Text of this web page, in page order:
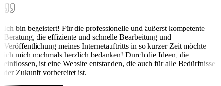
Ich bin begeistert! Für die professionelle und äußerst kompetente
Beratung, die effiziente und schnelle Bearbeitung und
Veröffentlichung meines Internetauftritts in so kurzer Zeit möchte
ich mich nochmals herzlich bedanken! Durch die Ideen, die
einflossen, ist eine Website entstanden, die auch für alle Bedürfnisse
der Zukunft vorbereitet ist.